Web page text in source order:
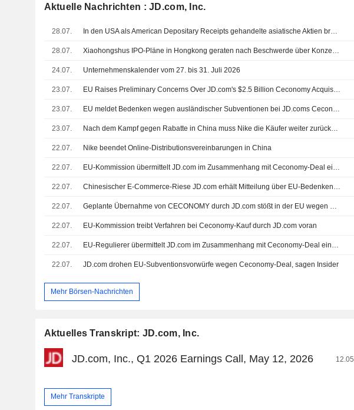
Aktuelle Nachrichten : JD.com, Inc.
28.07. In den USA als American Depositary Receipts gehandelte asiatische Aktien brechen am Dienstag im Handel deutlich ein
28.07. Xiaohongshus IPO-Pläne in Hongkong geraten nach Beschwerde über Konzernstruktur unter Druck
24.07. Unternehmenskalender vom 27. bis 31. Juli 2026
23.07. EU Raises Preliminary Concerns Over JD.com's $2.5 Billion Ceconomy Acquisition
23.07. EU meldet Bedenken wegen ausländischer Subventionen bei JD.coms Ceconomy-Deal an
23.07. Nach dem Kampf gegen Rabatte in China muss Nike die Käufer weiter zurückgewinnen
22.07. Nike beendet Online-Distributionsvereinbarungen in China
22.07. EU-Kommission übermittelt JD.com im Zusammenhang mit Ceconomy-Deal eine Mitteilung der Beschwerdepunkte
22.07. Chinesischer E-Commerce-Riese JD.com erhält Mitteilung über EU-Bedenken zur Ceconomy-Übernahme
22.07. Geplante Übernahme von CECONOMY durch JD.com stößt in der EU wegen Bedenken zu ausländischen Subventionen auf Hürden
22.07. EU-Kommission treibt Verfahren bei Ceconomy-Kauf durch JD.com voran
22.07. EU-Regulierer übermittelt JD.com im Zusammenhang mit Ceconomy-Deal eine Mitteilung der Beschwerdepunkte
22.07. JD.com drohen EU-Subventionsvorwürfe wegen Ceconomy-Deal, sagen Insider
Mehr Börsen-Nachrichten
Aktuelles Transkript: JD.com, Inc.
JD.com, Inc., Q1 2026 Earnings Call, May 12, 2026 12.05.
Mehr Transkripte